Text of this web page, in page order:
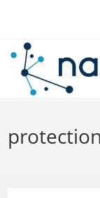
protection